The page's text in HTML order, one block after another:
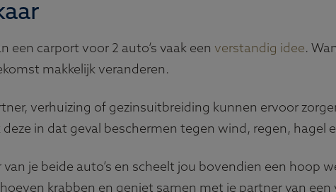
een carport voor 2 auto’s vaak een verstandig idee.
makkelijk veranderen.
verhuizing of gezinsuitbreiding kunnen ervoor
in dat geval beschermen tegen wind, regen, hagel
je beide auto’s en scheelt jou bovendien een hoop
krabben en geniet samen met je partner van